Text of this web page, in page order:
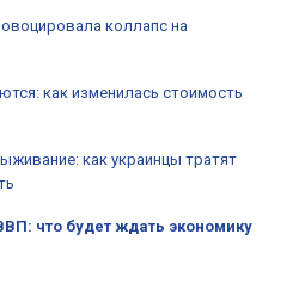
коллапс на
как изменилась стоимость
как украинцы тратят
что будет ждать экономику